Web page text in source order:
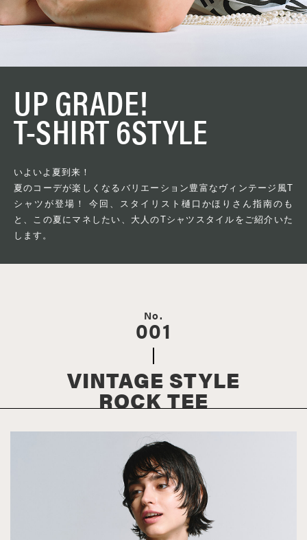
UP GRADE!
T-SHIRT 6STYLE
いよいよ夏到来！
夏のコーデが楽しくなるバリエーション豊富なヴィンテージ風T
シャツが登場！ 今回、スタイリスト樋口かほりさん指南のも
と、この夏にマネしたい、大人のTシャツスタイルをご紹介いた
します。
No.
001
VINTAGE STYLE
ROCK TEE